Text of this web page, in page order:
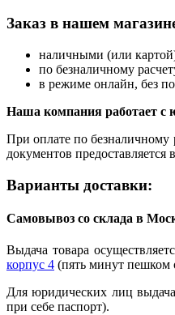
Заказ в нашем
наличными (или
по безналичному
в режиме онлайн, без
Наша компания работает с
При оплате по безналичному
документов предоставляется
Варианты доставки:
Самовывоз со склада в
Выдача товара
корпус 4 (пять минут пешком
Для юридических лиц
при себе паспорт).